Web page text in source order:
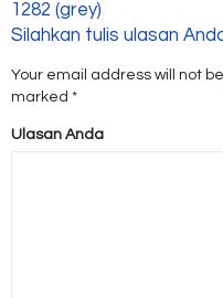
1282 (grey)
Silahkan tulis ulasan
Your email address will not
marked *
Ulasan Anda